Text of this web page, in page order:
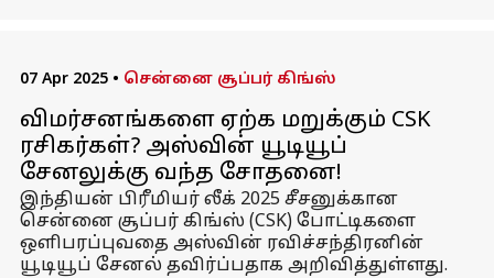
07 Apr 2025 • சென்னை சூப்பர் கிங்ஸ்
விமர்சனங்களை ஏற்க மறுக்கும் CSK
ரசிகர்கள்? அஸ்வின் யூடியூப்
சேனலுக்கு வந்த சோதனை!
இந்தியன் பிரீமியர் லீக் 2025 சீசனுக்கான
சென்னை சூப்பர் கிங்ஸ் (CSK) போட்டிகளை
ஒளிபரப்புவதை அஸ்வின் ரவிச்சந்திரனின்
யூடியூப் சேனல் தவிர்ப்பதாக அறிவித்துள்ளது.